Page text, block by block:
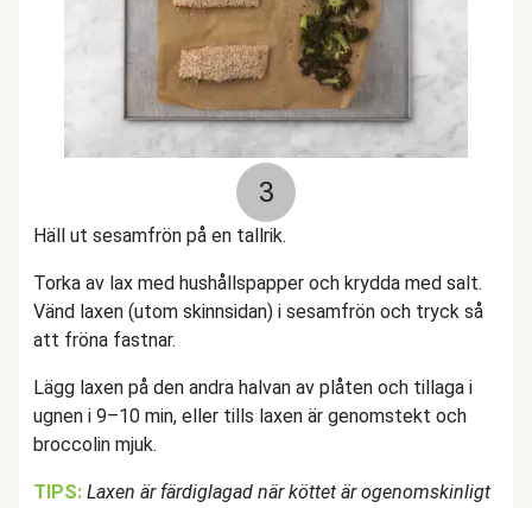
3
Häll ut sesamfrön på en tallrik.
Torka av lax med hushållspapper och krydda med salt.
Vänd laxen (utom skinnsidan) i sesamfrön och tryck så
att fröna fastnar.
Lägg laxen på den andra halvan av plåten och tillaga i
ugnen i 9–10 min, eller tills laxen är genomstekt och
broccolin mjuk.
TIPS: Laxen är färdiglagad när köttet är ogenomskinligt